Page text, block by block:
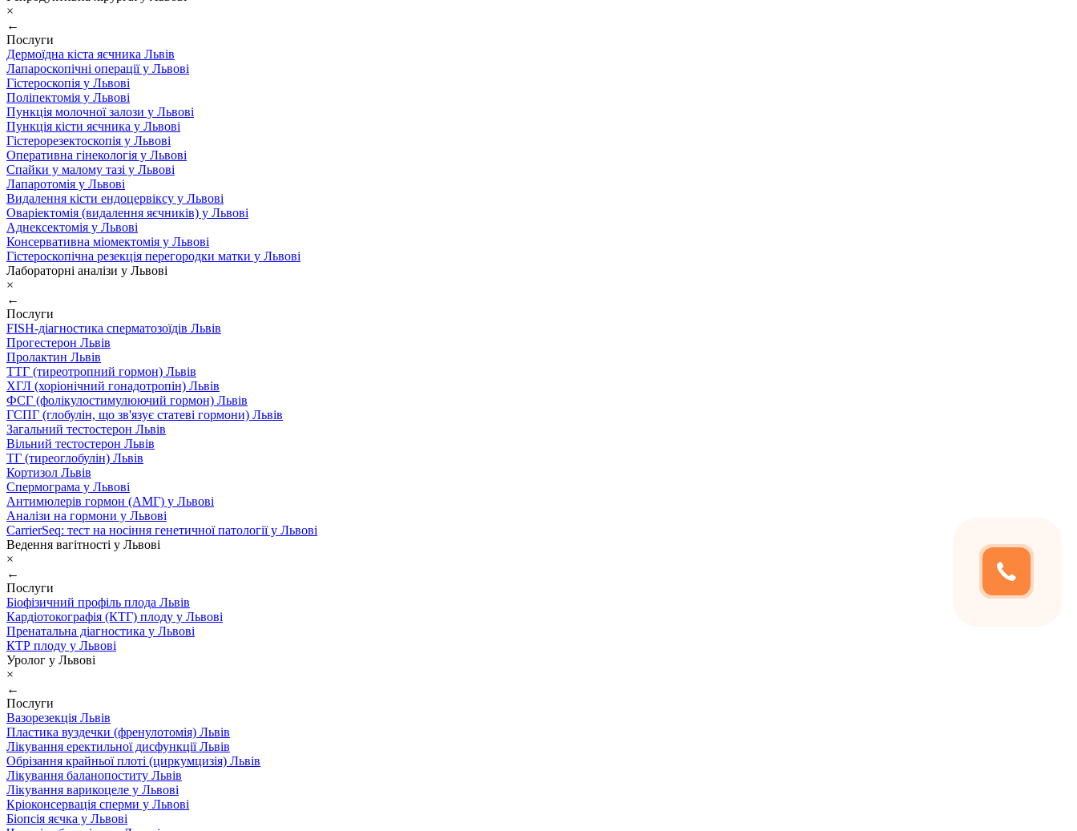
×
←
Послуги
Дермоїдна кіста яєчника Львів
Лапароскопічні операції у Львові
Гістероскопія у Львові
Поліпектомія у Львові
Пункція молочної залози у Львові
Пункція кісти яєчника у Львові
Гістерорезектоскопія у Львові
Оперативна гінекологія у Львові
Спайки у малому тазі у Львові
Лапаротомія у Львові
Видалення кісти ендоцервіксу у Львові
Оваріектомія (видалення яєчників) у Львові
Аднексектомія у Львові
Консервативна міомектомія у Львові
Гістероскопічна резекція перегородки матки у Львові
Лабораторні аналізи у Львові
×
←
Послуги
FISH-діагностика сперматозоїдів Львів
Прогестерон Львів
Пролактин Львів
ТТГ (тиреотропний гормон) Львів
ХГЛ (хоріонічний гонадотропін) Львів
ФСГ (фолікулостимулюючий гормон) Львів
ГСПГ (глобулін, що зв'язує статеві гормони) Львів
Загальний тестостерон Львів
Вільний тестостерон Львів
ТГ (тиреоглобулін) Львів
Кортизол Львів
Спермограма у Львові
Антимюлерів гормон (АМГ) у Львові
Аналізи на гормони у Львові
CarrierSeq: тест на носіння генетичної патології у Львові
Ведення вагітності у Львові
×
←
Послуги
Біофізичний профіль плода Львів
Кардіотокографія (КТГ) плоду у Львові
Пренатальна діагностика у Львові
КТР плоду у Львові
Уролог у Львові
×
←
Послуги
Вазорезекція Львів
Пластика вуздечки (френулотомія) Львів
Лікування еректильної дисфункції Львів
Обрізання крайньої плоті (циркумцизія) Львів
Лікування баланопоститу Львів
Лікування варикоцеле у Львові
Кріоконсервація сперми у Львові
Біопсія яєчка у Львові